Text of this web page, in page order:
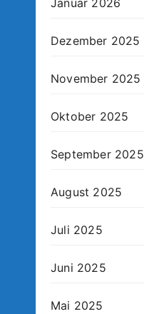
Januar 2026
Dezember 2025
November 2025
Oktober 2025
September 2025
August 2025
Juli 2025
Juni 2025
Mai 2025